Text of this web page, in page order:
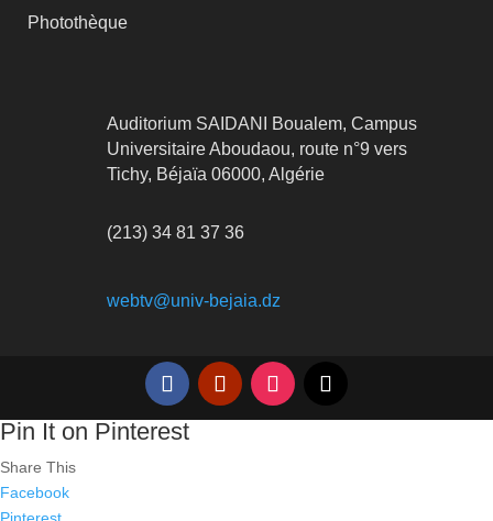
Photothèque
Auditorium SAIDANI Boualem, Campus
Universitaire Aboudaou, route n°9 vers
Tichy, Béjaïa 06000, Algérie
(213) 34 81 37 36
webtv@univ-bejaia.dz
Pin It on Pinterest
Share This
Facebook
Pinterest